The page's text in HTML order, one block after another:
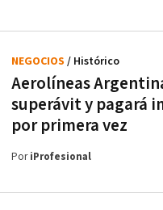
Aerolíneas
superávit y pagará
por primera vez
NEGOCIOS / Histórico
PoriProfesional